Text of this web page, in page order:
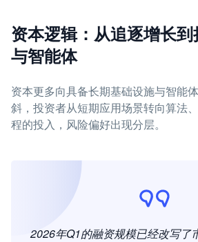
资本逻辑：从追逐增长
与智能体
资本更多向具备长期基础设施与智能
斜，投资者从短期应用场景转向算法
程的投入，风险偏好出现分层。
2026年Q1的融资规模已经改写了